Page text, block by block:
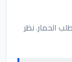
الحمار. نظر